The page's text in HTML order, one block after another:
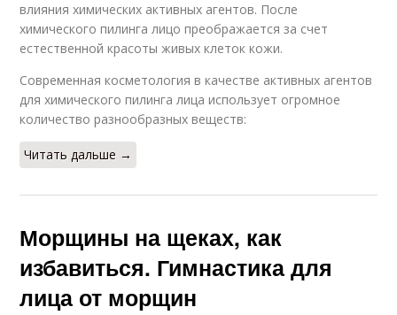
влияния химических активных агентов. После
химического пилинга лицо пре­об­ражается за счет
естественной красоты живых клеток кожи.
Современная косметология в качестве активных агентов
для химического пилинга лица использует огромное
количество разнообразных веществ:
Читать дальше →
Морщины на щеках, как
избавиться. Гимнастика для
лица от морщин